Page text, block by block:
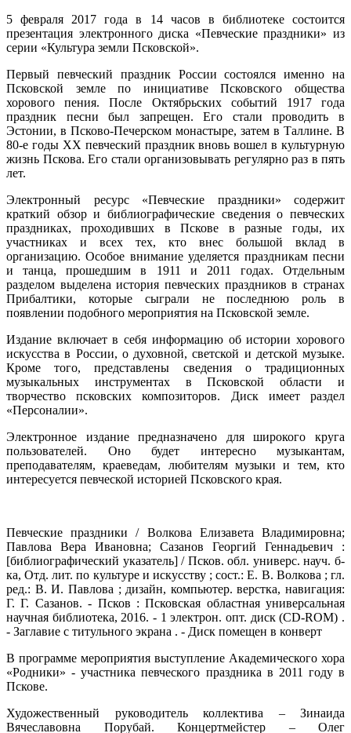
5 февраля 2017 года в 14 часов в библиотеке состоится
презентация электронного диска «Певческие праздники» из
серии «Культура земли Псковской».
Первый певческий праздник России состоялся именно на
Псковской земле по инициативе Псковского общества
хорового пения. После Октябрьских событий 1917 года
праздник песни был запрещен. Его стали проводить в
Эстонии, в Псково-Печерском монастыре, затем в Таллине. В
80-е годы XX певческий праздник вновь вошел в культурную
жизнь Пскова. Его стали организовывать регулярно раз в пять
лет.
Электронный ресурс «Певческие праздники» содержит
краткий обзор и библиографические сведения о певческих
праздниках, проходивших в Пскове в разные годы, их
участниках и всех тех, кто внес большой вклад в
организацию. Особое внимание уделяется праздникам песни
и танца, прошедшим в 1911 и 2011 годах. Отдельным
разделом выделена история певческих праздников в странах
Прибалтики, которые сыграли не последнюю роль в
появлении подобного мероприятия на Псковской земле.
Издание включает в себя информацию об истории хорового
искусства в России, о духовной, светской и детской музыке.
Кроме того, представлены сведения о традиционных
музыкальных инструментах в Псковской области и
творчество псковских композиторов. Диск имеет раздел
«Персоналии».
Электронное издание предназначено для широкого круга
пользователей. Оно будет интересно музыкантам,
преподавателям, краеведам, любителям музыки и тем, кто
интересуется певческой историей Псковского края.
Певческие праздники / Волкова Елизавета Владимировна;
Павлова Вера Ивановна; Сазанов Георгий Геннадьевич :
[библиографический указатель] / Псков. обл. универс. науч. б-
ка, Отд. лит. по культуре и искусству ; сост.: Е. В. Волкова ; гл.
ред.: В. И. Павлова ; дизайн, компьютер. верстка, навигация:
Г. Г. Сазанов. - Псков : Псковская областная универсальная
научная библиотека, 2016. - 1 электрон. опт. диск (CD-ROM) .
- Заглавие с титульного экрана . - Диск помещен в конверт
В программе мероприятия выступление Академического хора
«Родники» - участника певческого праздника в 2011 году в
Пскове.
Художественный руководитель коллектива – Зинаида
Вячеславовна Порубай. Концертмейстер – Олег